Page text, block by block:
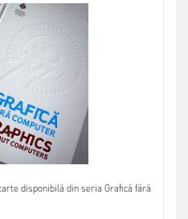
disponibilă din seria Grafică fără